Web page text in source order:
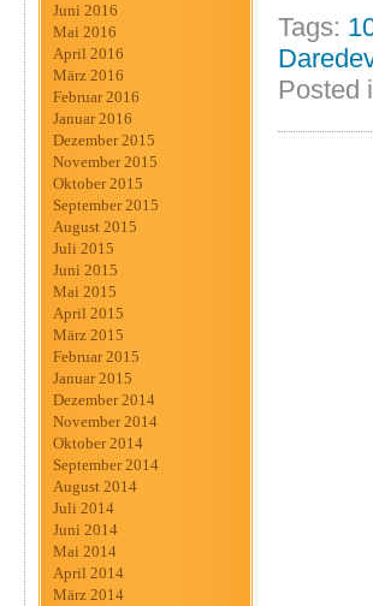
Juni 2016
Mai 2016
April 2016
März 2016
Februar 2016
Januar 2016
Dezember 2015
November 2015
Oktober 2015
September 2015
August 2015
Juli 2015
Juni 2015
Mai 2015
April 2015
März 2015
Februar 2015
Januar 2015
Dezember 2014
November 2014
Oktober 2014
September 2014
August 2014
Juli 2014
Juni 2014
Mai 2014
April 2014
März 2014
Tags:
Posted